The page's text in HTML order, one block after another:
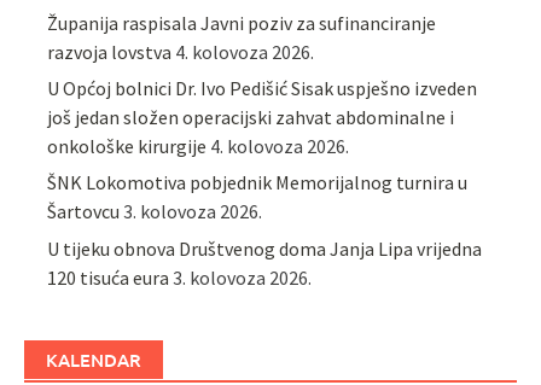
Županija raspisala Javni poziv za sufinanciranje
razvoja lovstva 4. kolovoza 2026.
U Općoj bolnici Dr. Ivo Pedišić Sisak uspješno izveden
još jedan složen operacijski zahvat abdominalne i
onkološke kirurgije 4. kolovoza 2026.
ŠNK Lokomotiva pobjednik Memorijalnog turnira u
Šartovcu 3. kolovoza 2026.
U tijeku obnova Društvenog doma Janja Lipa vrijedna
120 tisuća eura 3. kolovoza 2026.
KALENDAR